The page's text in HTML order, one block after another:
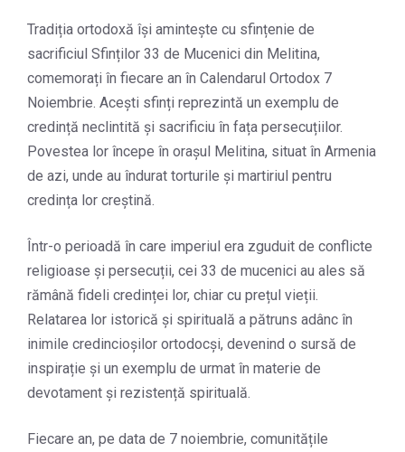
Tradiția ortodoxă își amintește cu sfințenie de
sacrificiul Sfinților 33 de Mucenici din Melitina,
comemorați în fiecare an în Calendarul Ortodox 7
Noiembrie. Acești sfinți reprezintă un exemplu de
credință neclintită și sacrificiu în fața persecuțiilor.
Povestea lor începe în orașul Melitina, situat în Armenia
de azi, unde au îndurat torturile și martiriul pentru
credința lor creștină.
Într-o perioadă în care imperiul era zguduit de conflicte
religioase și persecuții, cei 33 de mucenici au ales să
rămână fideli credinței lor, chiar cu prețul vieții.
Relatarea lor istorică și spirituală a pătruns adânc în
inimile credincioșilor ortodocși, devenind o sursă de
inspirație și un exemplu de urmat în materie de
devotament și rezistență spirituală.
Fiecare an, pe data de 7 noiembrie, comunitățile